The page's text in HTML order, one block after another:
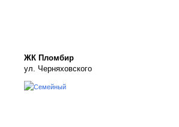
ЖК Пломбир
ул. Черняховского